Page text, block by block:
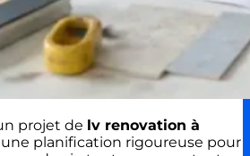
projet de lv renovation à
planification rigoureuse pour